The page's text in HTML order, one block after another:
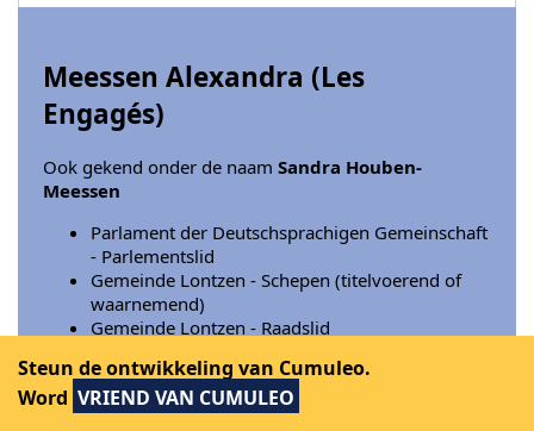
Meessen Alexandra (Les
Engagés)
Ook gekend onder de naam Sandra Houben-
Meessen
Parlament der Deutschsprachigen Gemeinschaft
- Parlementslid
Gemeinde Lontzen - Schepen (titelvoerend of
waarnemend)
Gemeinde Lontzen - Raadslid
für Soziales, Gesundheit, Familie, Tierwohl,
Kinderbetreuung und Sport
Steun de ontwikkeling van Cumuleo.
Word VRIEND VAN CUMULEO